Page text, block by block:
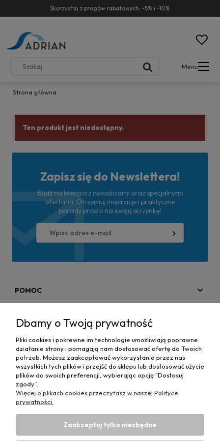
Skorzystaj z progów rabatowych: -5% i -10%
Menu
Strona główna
Ten produkt jest niedostępny.
Zapisz się do Newslettera!
Bądź na bieżąco z nowościami oraz specjalnymi
ofertami. Otrzymuj inspiracje i praktyczne
porady prosto na swoją skrzynkę!
POMOC
MAPA STRONY
INFORMACJE
Dbamy o Twoją prywatność
Pliki cookies i pokrewne im technologie umożliwiają poprawne
działanie strony i pomagają nam dostosować ofertę do Twoich
potrzeb. Możesz zaakceptować wykorzystanie przez nas
wszystkich tych plików i przejść do sklepu lub dostosować użycie
plików do swoich preferencji, wybierając opcję "Dostosuj
zgody".
Więcej o plikach cookies przeczytasz w naszej Polityce
prywatności.
Zaakceptuj tylko niezbędne